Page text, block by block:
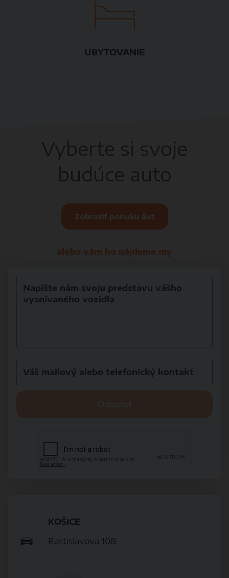
UBYTOVANIE
Vyberte si svoje
budúce auto
Zobraziť ponuku áut
alebo vám ho nájdeme my
KOŠICE
Rastislavova 108